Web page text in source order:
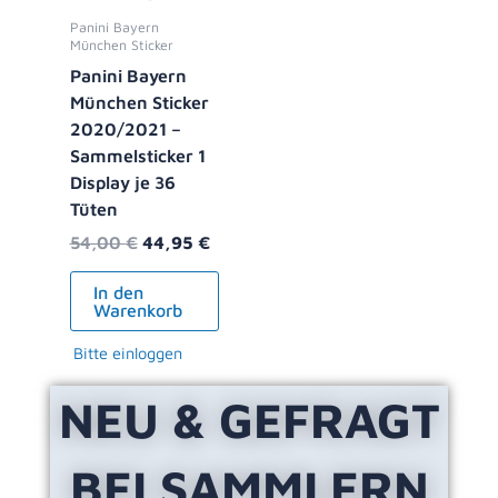
Panini Bayern
München Sticker
Panini Bayern
München Sticker
2020/2021 –
Sammelsticker 1
Display je 36
Tüten
54,00€ 44,95 €
In den
Warenkorb
Bitte einloggen
NEU & GEFRAGT